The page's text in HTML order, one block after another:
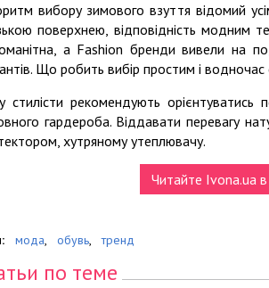
вибору зимового взуття відомий
поверхнею, відповідність модним
а Fashion бренди вивели на
Що робить вибір простим і
стилісти рекомендують орієнтуватись
гардероба. Віддавати перевагу
хутряному утеплювачу.
Читайте Ivona.ua
мода, обувь, тренд
по теме